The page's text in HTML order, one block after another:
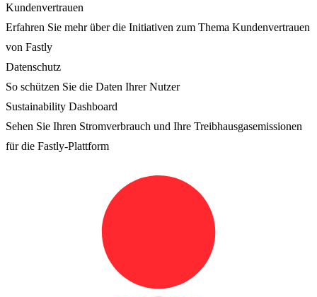
Kundenvertrauen
Erfahren Sie mehr über die Initiativen zum Thema Kundenvertrauen
von Fastly
Datenschutz
So schützen Sie die Daten Ihrer Nutzer
Sustainability Dashboard
Sehen Sie Ihren Stromverbrauch und Ihre Treibhausgasemissionen
für die Fastly-Plattform